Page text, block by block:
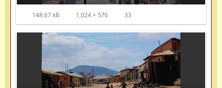
148.67 kB 1,024 × 576 33